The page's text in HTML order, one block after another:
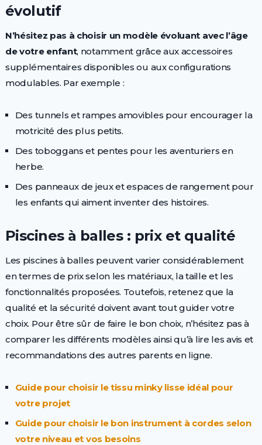
évolutif
N’hésitez pas à choisir un modèle évoluant avec l’âge
de votre enfant, notamment grâce aux accessoires
supplémentaires disponibles ou aux configurations
modulables. Par exemple :
Des tunnels et rampes amovibles pour encourager la
motricité des plus petits.
Des toboggans et pentes pour les aventuriers en
herbe.
Des panneaux de jeux et espaces de rangement pour
les enfants qui aiment inventer des histoires.
Piscines à balles : prix et qualité
Les piscines à balles peuvent varier considérablement
en termes de prix selon les matériaux, la taille et les
fonctionnalités proposées. Toutefois, retenez que la
qualité et la sécurité doivent avant tout guider votre
choix. Pour être sûr de faire le bon choix, n’hésitez pas à
comparer les différents modèles ainsi qu’à lire les avis et
recommandations des autres parents en ligne.
Guide pour choisir le tissu minky lisse idéal pour
votre projet
Guide pour choisir le bon instrument à cordes selon
votre niveau et vos besoins